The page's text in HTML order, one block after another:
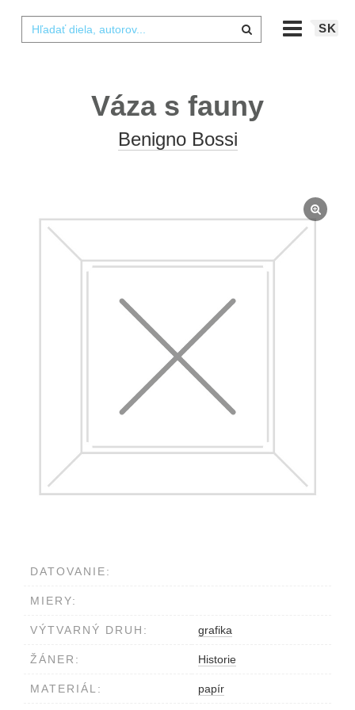
SK
Váza s fauny
Benigno Bossi
DATOVANIE:
MIERY:
VÝTVARNÝ DRUH: grafika
ŽÁNER: Historie
MATERIÁL: papír